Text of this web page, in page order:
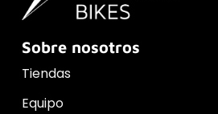
Sobre nosotros
Tiendas
Equipo